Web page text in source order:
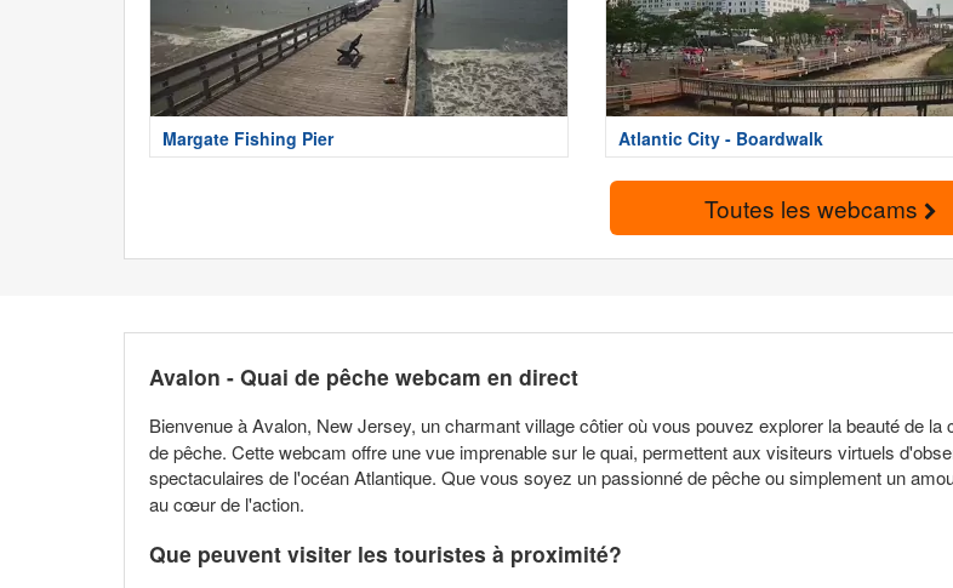
Margate Fishing Pier Atlantic City - Boardwalk
Toutes les webcams
Avalon - Quai de pêche webcam en direct
Bienvenue à Avalon, New Jersey, un charmant village côtier où vous pouvez explorer la beauté de la
de pêche. Cette webcam offre une vue imprenable sur le quai, permettent aux visiteurs virtuels
spectaculaires de l'océan Atlantique. Que vous soyez un passionné de pêche ou simplement un
au cœur de l'action.
Que peuvent visiter les touristes à proximité?